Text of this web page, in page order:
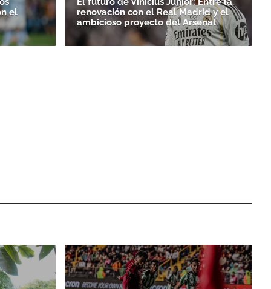
el
renovación con el Real Madrid y el
ambicioso proyecto del Arsenal